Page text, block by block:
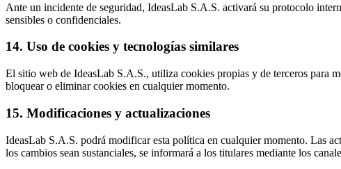
Ante un incidente de seguridad, IdeasLab S.A.S. activará su protocolo
sensibles o confidenciales.
14. Uso de cookies y tecnologías similares
El sitio web de IdeasLab S.A.S., utiliza cookies propias y de terceros para
bloquear o eliminar cookies en cualquier momento.
15. Modificaciones y actualizaciones
IdeasLab S.A.S. podrá modificar esta política en cualquier momento. Las
los cambios sean sustanciales, se informará a los titulares mediante los